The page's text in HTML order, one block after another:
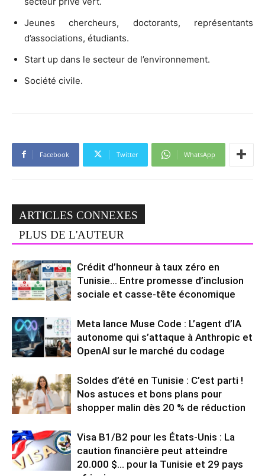
Jeunes chercheurs, doctorants, représentants
d’associations, étudiants.
Start up dans le secteur de l’environnement.
Société civile.
Facebook Twitter WhatsApp
ARTICLES CONNEXES
PLUS DE L'AUTEUR
Crédit d’honneur à taux zéro en
Tunisie… Entre promesse d’inclusion
sociale et casse-tête économique
Meta lance Muse Code : L’agent d’IA
autonome qui s’attaque à Anthropic et
OpenAI sur le marché du codage
Soldes d’été en Tunisie : C’est parti !
Nos astuces et bons plans pour
shopper malin dès 20 % de réduction
Visa B1/B2 pour les États-Unis : La
caution financière peut atteindre
20.000 $… pour la Tunisie et 29 pays